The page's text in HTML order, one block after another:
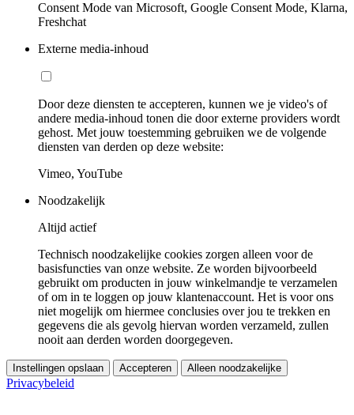
Consent Mode van Microsoft, Google Consent Mode, Klarna,
Freshchat
Externe media-inhoud
Door deze diensten te accepteren, kunnen we je video's of
andere media-inhoud tonen die door externe providers wordt
gehost. Met jouw toestemming gebruiken we de volgende
diensten van derden op deze website:
Vimeo, YouTube
Noodzakelijk
Altijd actief
Technisch noodzakelijke cookies zorgen alleen voor de
basisfuncties van onze website. Ze worden bijvoorbeeld
gebruikt om producten in jouw winkelmandje te verzamelen
of om in te loggen op jouw klantenaccount. Het is voor ons
niet mogelijk om hiermee conclusies over jou te trekken en
gegevens die als gevolg hiervan worden verzameld, zullen
nooit aan derden worden doorgegeven.
Instellingen opslaan Accepteren Alleen noodzakelijke
Privacybeleid